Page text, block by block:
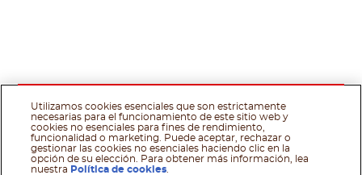
Utilizamos cookies esenciales que son estrictamente
necesarias para el funcionamiento de este sitio web y
cookies no esenciales para fines de rendimiento,
funcionalidad o marketing. Puede aceptar, rechazar o
gestionar las cookies no esenciales haciendo clic en la
opción de su elección. Para obtener más información, lea
nuestra Política de cookies